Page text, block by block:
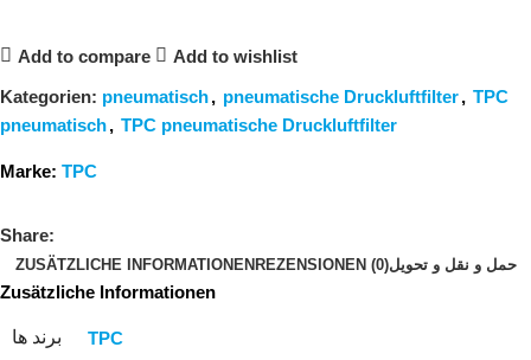
Add to compare Add to wishlist
Kategorien: pneumatisch, pneumatische Druckluftfilter, TPC
pneumatisch, TPC pneumatische Druckluftfilter
Marke: TPC
Share:
ZUSÄTZLICHE INFORMATIONEN REZENSIONEN (0)حمل و نقل و تحویل
Zusätzliche Informationen
برند ها TPC